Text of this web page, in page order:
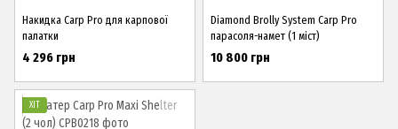
Накидка Carp Pro для карпової
палатки
4 296 грн
Diamond Brolly System Carp Pro
парасоля-намет (1 міст)
10 800 грн
ХІТ